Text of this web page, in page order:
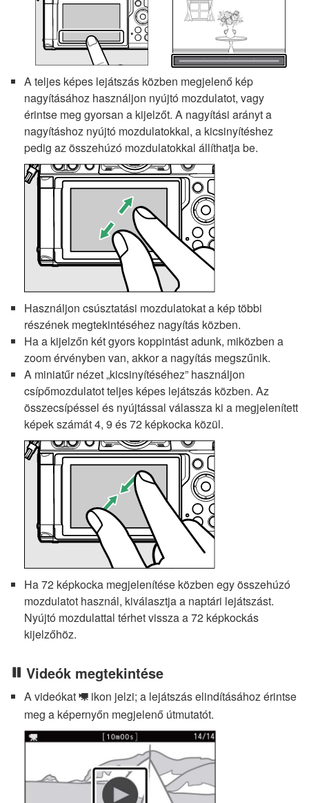
A teljes képes lejátszás közben megjelenő kép
nagyításához használjon nyújtó mozdulatot, vagy
érintse meg gyorsan a kijelzőt. A nagyítási arányt a
nagyításhoz nyújtó mozdulatokkal, a kicsinyítéshez
pedig az összehúzó mozdulatokkal állíthatja be.
Használjon csúsztatási mozdulatokat a kép többi
részének megtekintéséhez nagyítás közben.
Ha a kijelzőn két gyors koppintást adunk, miközben a
zoom érvényben van, akkor a nagyítás megszűnik.
A miniatűr nézet „kicsinyítéséhez” használjon
csípőmozdulatot teljes képes lejátszás közben. Az
összecsípéssel és nyújtással válassza ki a megjelenített
képek számát 4, 9 és 72 képkocka közül.
Ha 72 képkocka megjelenítése közben egy összehúzó
mozdulatot használ, kiválasztja a naptári lejátszást.
Nyújtó mozdulattal térhet vissza a 72 képkockás
kijelzőhöz.
Videók megtekintése
A videókat 1 ikon jelzi; a lejátszás elindításához érintse
meg a képernyőn megjelenő útmutatót.